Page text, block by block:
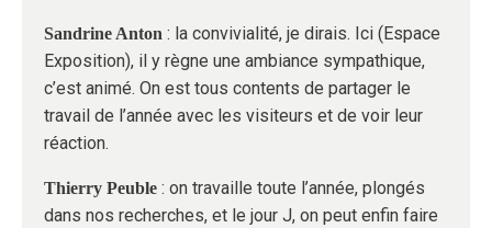
Sandrine Anton : la convivialité, je dirais. Ici (Espace
Exposition), il y règne une ambiance sympathique,
c’est animé. On est tous contents de partager le
travail de l’année avec les visiteurs et de voir leur
réaction.
Thierry Peuble : on travaille toute l’année, plongés
dans nos recherches, et le jour J, on peut enfin faire